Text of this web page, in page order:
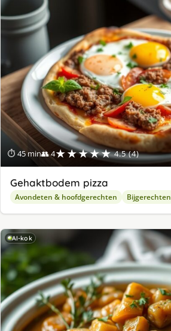
⏱ 45 min👥 4★★★★★ 4.5 (4)
Gehaktbodem pizza
Avondeten & hoofdgerechten Bijgerechten
AI-kok